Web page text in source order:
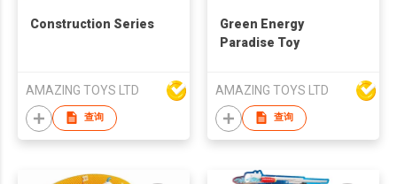
Construction Series
AMAZING TOYS LTD
查询
Green Energy
Paradise Toy
AMAZING TOYS LTD
查询